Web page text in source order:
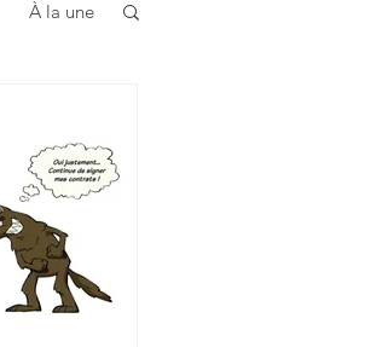
À la une